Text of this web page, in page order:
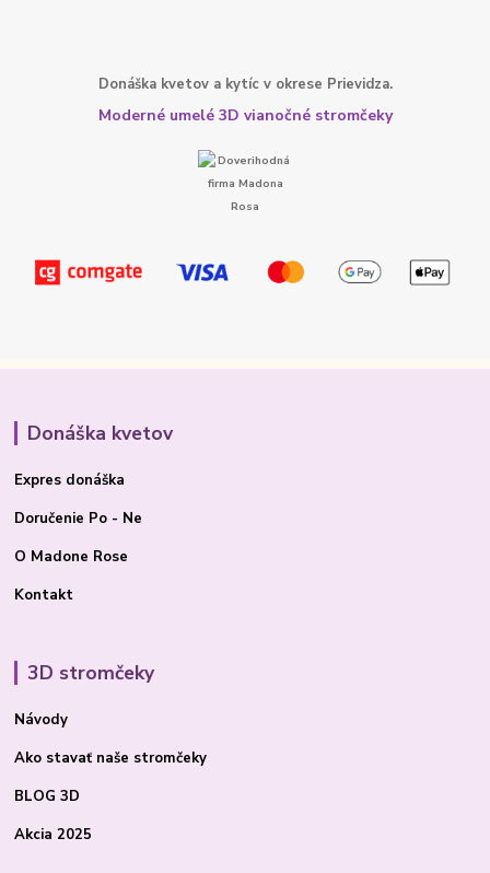
Donáška kvetov a kytíc v okrese Prievidza.
Moderné umelé 3D vianočné stromčeky
Donáška kvetov
Expres donáška
Doručenie Po - Ne
O Madone Rose
Kontakt
3D stromčeky
Návody
Ako stavať naše stromčeky
BLOG 3D
Akcia 2025